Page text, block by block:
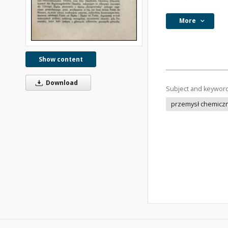
Show content
Download
More
Subject and
przemysł